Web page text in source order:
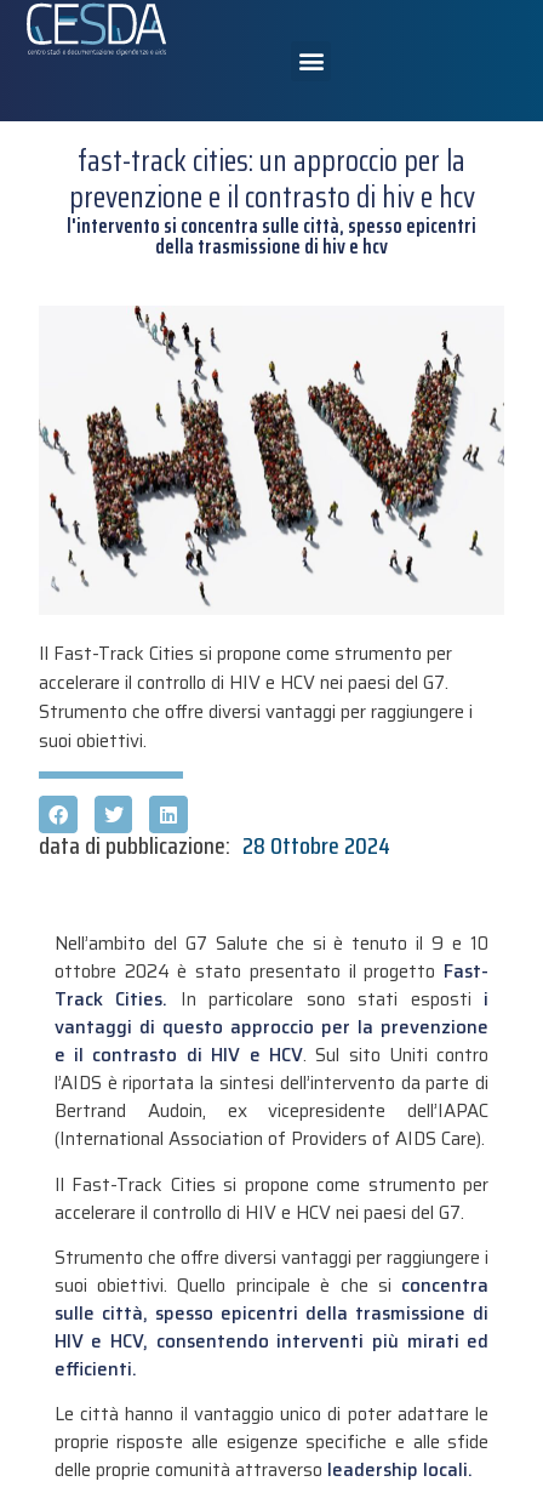
fast-track cities: un approccio per la
prevenzione e il contrasto di hiv e hcv
l'intervento si concentra sulle città, spesso epicentri
della trasmissione di hiv e hcv
Il Fast-Track Cities si propone come strumento per
accelerare il controllo di HIV e HCV nei paesi del G7.
Strumento che offre diversi vantaggi per raggiungere i
suoi obiettivi.
data di pubblicazione: 28 Ottobre 2024
Nell’ambito del G7 Salute che si è tenuto il 9 e 10
ottobre 2024 è stato presentato il progetto Fast-
Track Cities. In particolare sono stati esposti i
vantaggi di questo approccio per la prevenzione
e il contrasto di HIV e HCV. Sul sito Uniti contro
l’AIDS è riportata la sintesi dell’intervento da parte di
Bertrand Audoin, ex vicepresidente dell’IAPAC
(International Association of Providers of AIDS Care).
Il Fast-Track Cities si propone come strumento per
accelerare il controllo di HIV e HCV nei paesi del G7.
Strumento che offre diversi vantaggi per raggiungere i
suoi obiettivi. Quello principale è che si concentra
sulle città, spesso epicentri della trasmissione di
HIV e HCV, consentendo interventi più mirati ed
efficienti.
Le città hanno il vantaggio unico di poter adattare le
proprie risposte alle esigenze specifiche e alle sfide
delle proprie comunità attraverso leadership locali.